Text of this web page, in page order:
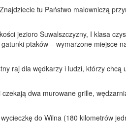
tu Państwo malowniczą
jezioro Suwalszczyzny, I klasa
ptaków – wymarzone miejsce
raj dla wędkarzy i ludzi, którzy chcą
dwa murowane grille,
do Wilna (180 kilometrów